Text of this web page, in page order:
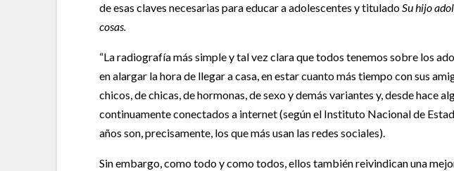
de esas claves necesarias para educar a adolescentes y tituladoSu hijo
cosas.
“La radiografía más simple y tal vez clara que todos tenemos sobre los
en alargar la hora de llegar a casa, en estar cuanto más tiempo con sus
chicos, de chicas, de hormonas, de sexo y demás variantes y, desde hace
continuamente conectados a internet (según el Instituto Nacional de
años son, precisamente, los que más usan las redes sociales).
Sin embargo, como todo y como todos, ellos también reivindican una